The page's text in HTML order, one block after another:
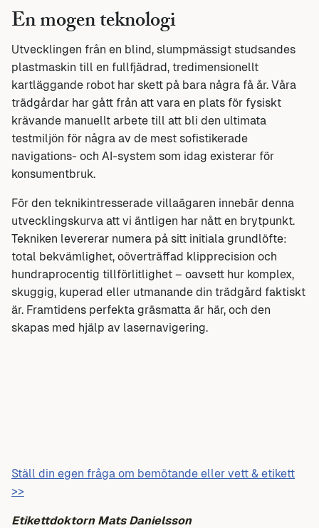
En mogen teknologi
Utvecklingen från en blind, slumpmässigt studsandes
plastmaskin till en fullfjädrad, tredimensionellt
kartläggande robot har skett på bara några få år. Våra
trädgårdar har gått från att vara en plats för fysiskt
krävande manuellt arbete till att bli den ultimata
testmiljön för några av de mest sofistikerade
navigations- och AI-system som idag existerar för
konsumentbruk.
För den teknikintresserade villaägaren innebär denna
utvecklingskurva att vi äntligen har nått en brytpunkt.
Tekniken levererar numera på sitt initiala grundlöfte:
total bekvämlighet, oöverträffad klipprecision och
hundraprocentig tillförlitlighet – oavsett hur komplex,
skuggig, kuperad eller utmanande din trädgård faktiskt
är. Framtidens perfekta gräsmatta är här, och den
skapas med hjälp av lasernavigering.
Ställ din egen fråga om bemötande eller vett & etikett
>>
Etikettdoktorn Mats Danielsson